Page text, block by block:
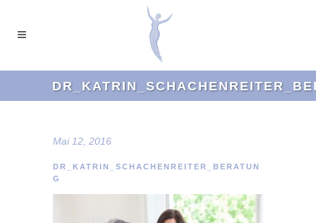
Mai 12, 2016
DR_KATRIN_SCHACHENREITER_BERATUN
G